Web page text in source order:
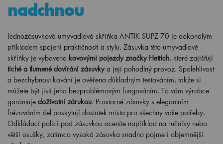
nadchnou
Jednozásuvková umyvadlová skříňka ANTIK SUPZ 70 je dokonalým
příkladem spojení praktičnosti a stylu. Zásuvka této umyvadlové
skříňky je vybavena kovovými pojezdy značky Hettich, které zajišťují
tiché a tlumené dovírání zásuvkya její pohodlný provoz. Spolehlivost
a bezchybnost kování je ověřena důkladným testováním, takže si
můžete být jisti jeho bezproblémovým fungováním. To vám výrobce
garantuje doživotní zárukou. Prostorné zásuvky s elegantním
frézováním čel poskytují dostatek místa pro všechny vaše potřeby.
Odkládací polici pod zásuvkou oceníte například na ručníky nebo
větší osušky, zatímco vysoká zásuvka snadno pojme i objemnější